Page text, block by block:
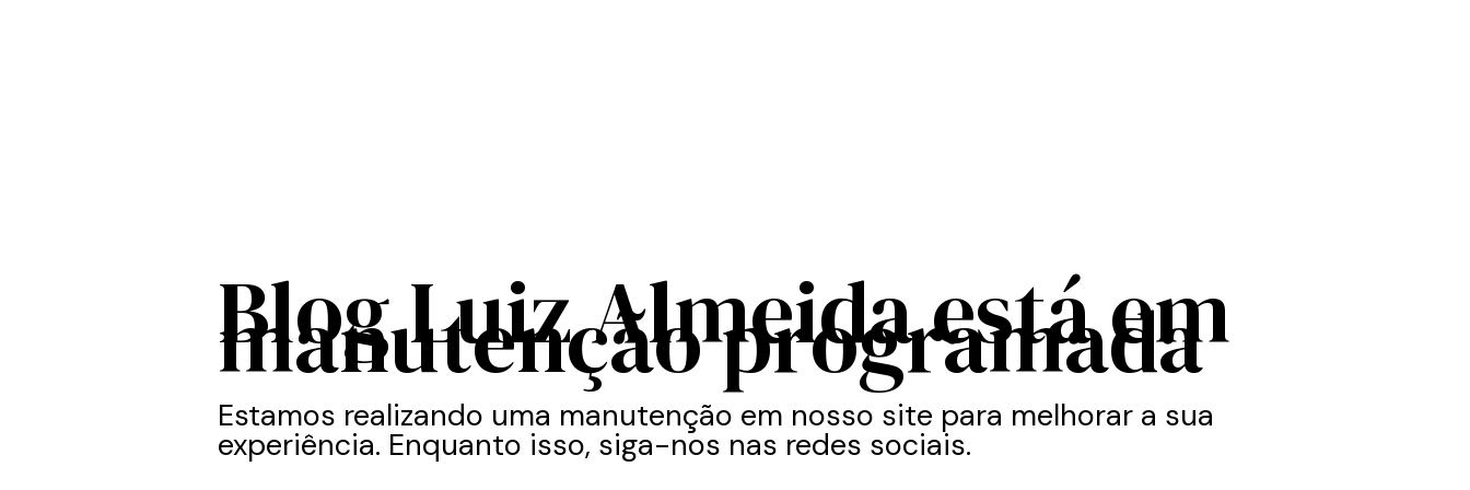
Blog Luiz Almeida está em
manutenção programada
Estamos realizando uma manutenção em nosso site para melhorar a sua
experiência. Enquanto isso, siga-nos nas redes sociais.